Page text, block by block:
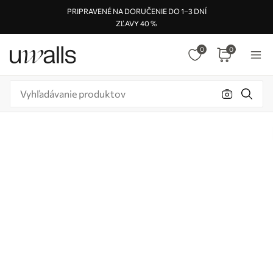
PRIPRAVENÉ NA DORUČENIE DO 1–3 DNÍ
ZĽAVY 40 %
0 0